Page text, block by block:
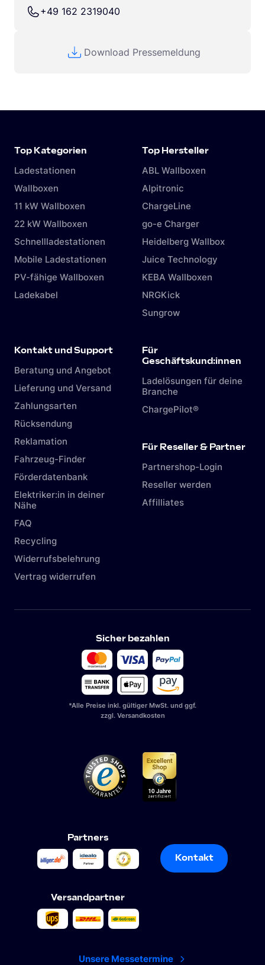
+49 162 2319040
Download Pressemeldung
Top Kategorien
Ladestationen
Wallboxen
11 kW Wallboxen
22 kW Wallboxen
Schnellladestationen
Mobile Ladestationen
PV-fähige Wallboxen
Ladekabel
Top Hersteller
ABL Wallboxen
Alpitronic
ChargeLine
go-e Charger
Heidelberg Wallbox
Juice Technology
KEBA Wallboxen
NRGKick
Sungrow
Kontakt und Support
Beratung und Angebot
Lieferung und Versand
Zahlungsarten
Rücksendung
Reklamation
Fahrzeug-Finder
Förderdatenbank
Elektriker:in in deiner
Nähe
FAQ
Recycling
Widerrufsbelehrung
Vertrag widerrufen
Für
Geschäftskund:innen
Ladelösungen für deine
Branche
ChargePilot®
Für Reseller & Partner
Partnershop-Login
Reseller werden
Affilliates
Sicher bezahlen
*Alle Preise inkl. gültiger MwSt. und ggf.
zzgl. Versandkosten
Partners
Versandpartner
Kontakt
Kontakt
Unsere Messetermine